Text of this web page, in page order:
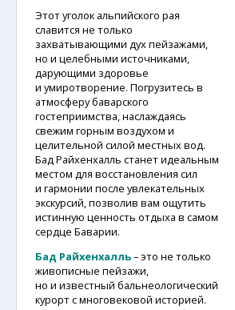
Этот уголок альпийского рая
славится не только
захватывающими дух пейзажами,
но и целебными источниками,
дарующими здоровье
и умиротворение. Погрузитесь в
атмосферу баварского
гостеприимства, наслаждаясь
свежим горным воздухом и
целительной силой местных вод.
Бад Райхенхалль станет идеальным
местом для восстановления сил
и гармонии после увлекательных
экскурсий, позволив вам ощутить
истинную ценность отдыха в самом
сердце Баварии.
Бад Райхенхалль– это не только
живописные пейзажи,
но и известный бальнеологический
курорт с многовековой историей.